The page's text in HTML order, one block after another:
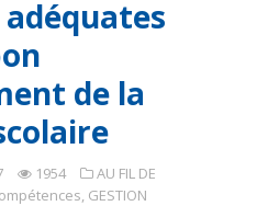
de la
1954
AU FIL DE
, GESTION